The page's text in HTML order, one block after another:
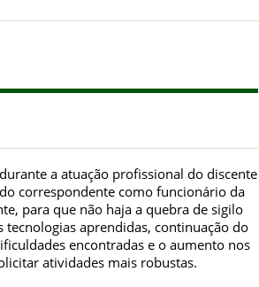
a atuação profissional do discente
correspondente como funcionário da
para que não haja a quebra de sigilo
aprendidas, continuação do
encontradas e o aumento nos
atividades mais robustas.